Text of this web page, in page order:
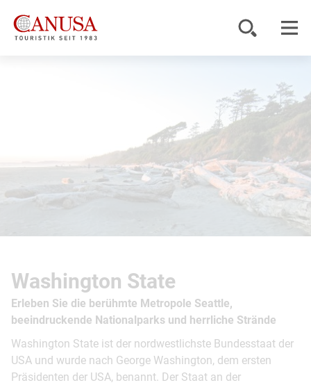
Service
Washington State
Erleben Sie die berühmte Metropole Seattle,
beeindruckende Nationalparks und herrliche Strände
Washington State ist der nordwestlichste Bundesstaat der
USA und wurde nach George Washington, dem ersten
Präsidenten der USA, benannt. Der Staat an der